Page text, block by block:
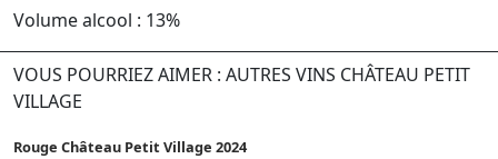
Volume alcool : 13%
VOUS POURRIEZ AIMER : AUTRES VINS CHÂTEAU PETIT
VILLAGE
Rouge Château Petit Village 2024